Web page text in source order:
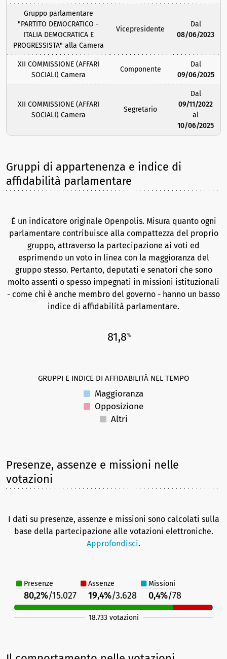
Gruppo parlamentare
"PARTITO DEMOCRATICO -
ITALIA DEMOCRATICA E
PROGRESSISTA" alla Camera
Vicepresidente
Dal
08/06/2023
XII COMMISSIONE (AFFARI
SOCIALI) Camera
Componente
Dal
09/06/2025
XII COMMISSIONE (AFFARI
SOCIALI) Camera
Segretario
Dal
09/11/2022
al
10/06/2025
Gruppi di appartenenza e indice di
affidabilità parlamentare
È un indicatore originale Openpolis. Misura quanto ogni
parlamentare contribuisce alla compattezza del proprio
gruppo, attraverso la partecipazione ai voti ed
esprimendo un voto in linea con la maggioranza del
gruppo stesso. Pertanto, deputati e senatori che sono
molto assenti o spesso impegnati in missioni istituzionali
- come chi è anche membro del governo - hanno un basso
indice di affidabilità parlamentare.
81,8%
GRUPPI E INDICE DI AFFIDABILITÀ NEL TEMPO
Maggioranza
Opposizione
Altri
Presenze, assenze e missioni nelle
votazioni
I dati su presenze, assenze e missioni sono calcolati sulla
base della partecipazione alle votazioni elettroniche.
Approfondisci.
Presenze Assenze Missioni
80,2%/15.027 19,4%/3.628 0,4%/78
18.733 votazioni